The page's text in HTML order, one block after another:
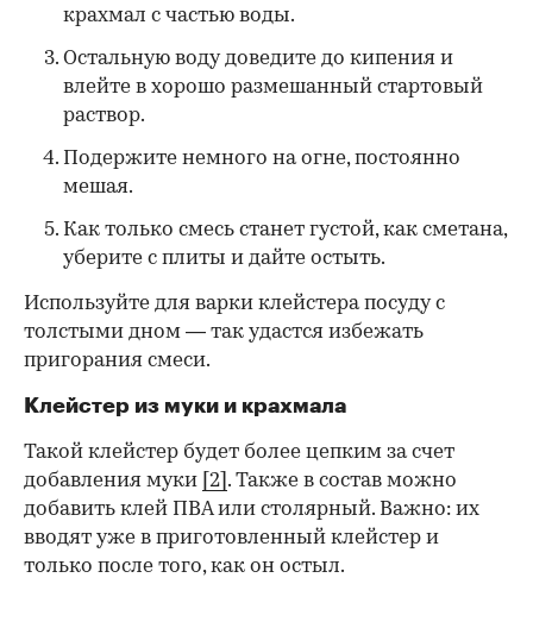
крахмал с частью воды.
Остальную воду доведите до кипения и
влейте в хорошо размешанный стартовый
раствор.
Подержите немного на огне, постоянно
мешая.
Как только смесь станет густой, как сметана,
уберите с плиты и дайте остыть.
Используйте для варки клейстера посуду с
толстыми дном — так удастся избежать
пригорания смеси.
Клейстер из муки и крахмала
Такой клейстер будет более цепким за счет
добавления муки [2] . Также в состав можно
добавить клей ПВА или столярный. Важно: их
вводят уже в приготовленный клейстер и
только после того, как он остыл.